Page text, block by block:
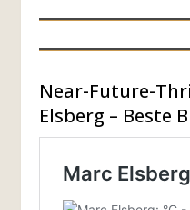
Near-Future-
Elsberg – Beste